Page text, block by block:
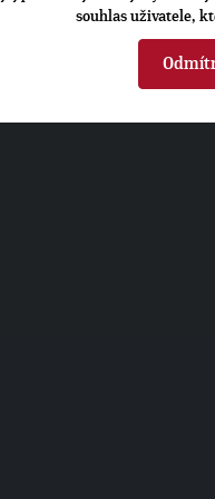
souhlas uživatele,